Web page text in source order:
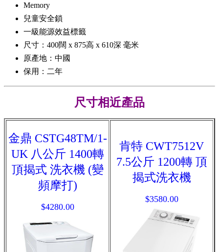
Memory
兒童安全鎖
一級能源效益標籤
尺寸：400闊 x 875高 x 610深 毫米
原產地：中國
保用：二年
尺寸相近產品
金鼎 CSTG48TM/1-
UK 八公斤 1400轉
頂揭式 洗衣機 (變
頻摩打)
$4280.00
肯特 CWT7512V
7.5公斤 1200轉 頂
揭式洗衣機
$3580.00